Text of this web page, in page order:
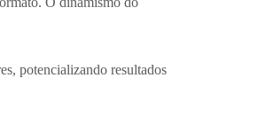
potencializando resultados